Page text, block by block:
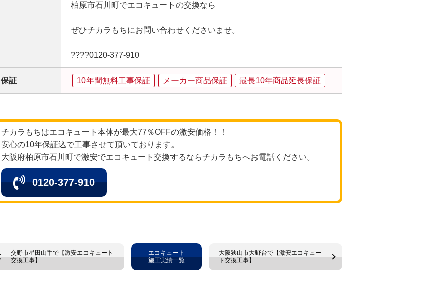
柏原市石川町でエコキュートの交換なら
ぜひチカラもちにお問い合わせくださいませ。
????0120‐377‐910
保証 10年間無料工事保証 メーカー商品保証 最長10年商品延長保証
チカラもちはエコキュート本体が最大77％OFFの激安価格！！
安心の10年保証込で工事させて頂いております。
大阪府柏原市石川町で激安でエコキュート交換するならチカラもちへお電話ください。
0120-377-910
交野市星田山手で【激安エコキュート
交換工事】
大阪狭山市大野台で【激安エコキュー
ト交換工事】
エコキュート
施工実績一覧